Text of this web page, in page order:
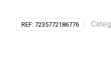
REF: 7235772186776